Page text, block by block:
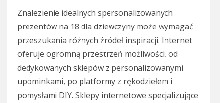
Znalezienie idealnych spersonalizowanych
prezentów na 18 dla dziewczyny może wymagać
przeszukania różnych źródeł inspiracji. Internet
oferuje ogromną przestrzeń możliwości, od
dedykowanych sklepów z personalizowanymi
upominkami, po platformy z rękodziełem i
pomysłami DIY. Sklepy internetowe specjalizujące